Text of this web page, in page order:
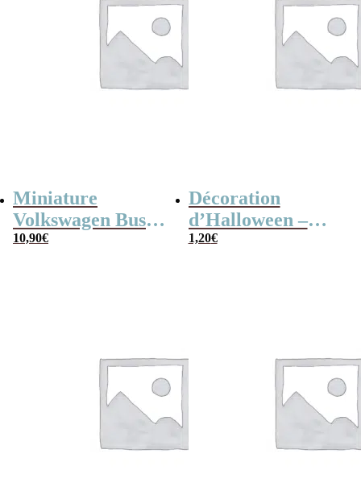
Miniature
Volkswagen Bus
T1 de 1962 –
10,90€
Décoration
d’Halloween –
Pierre tombale
1,20€